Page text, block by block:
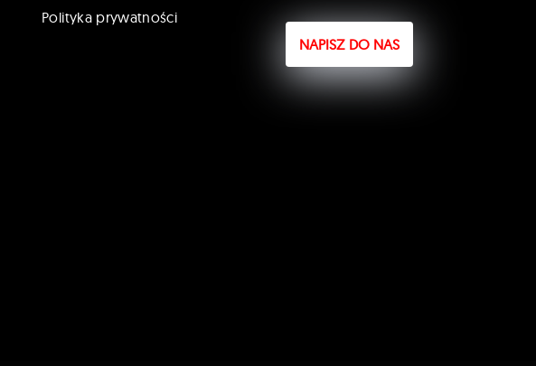
Polityka prywatności
NAPISZ DO NAS